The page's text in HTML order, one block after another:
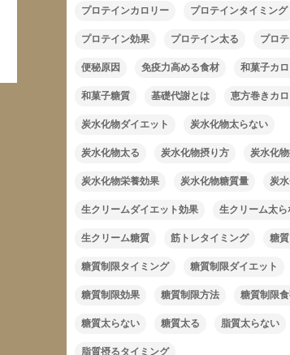
プロテインカロリー プロテインタイミング
プロテイン効果 プロテイン太る プロ
便秘原因 免疫力高める食材 和菓子カ
和菓子糖質 基礎代謝とは 恵方巻きカ
炭水化物ダイエット 炭水化物太らない
炭水化物太る 炭水化物摂り方 炭水化
炭水化物栄養効果 炭水化物糖質量 炭
生クリームダイエット効果 生クリーム太ら
生クリーム糖質 筋トレタイミング 糖
糖質制限タイミング 糖質制限ダイエット
糖質制限効果 糖質制限方法 糖質制限
糖質太らない 糖質太る 脂質太らない
脂質摂るタイミング